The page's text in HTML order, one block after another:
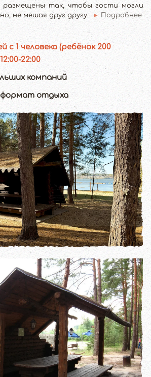
размещены так, чтобы гости могли
не мешая друг другу.
Подробнее
с 1 человека (ребёнок 200
22:00
компаний
отдыха